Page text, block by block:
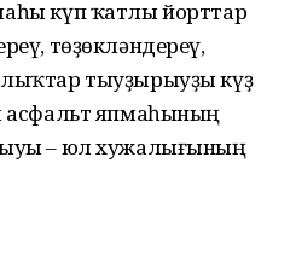
күп ҡатлы йорттар
төҙөкләндереү,
тыуҙырыуҙы күҙ
асфальт япмаһының
– юл хужалығының